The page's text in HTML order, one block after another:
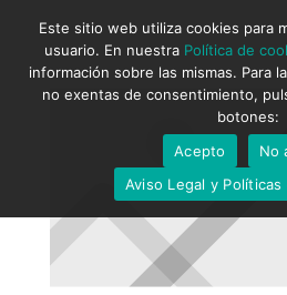
Este sitio web utiliza cookies para
usuario. En nuestra Política de
información sobre las mismas. Para
no exentas de consentimiento,
botones:
Acepto
No
Aviso Legal y Políticas